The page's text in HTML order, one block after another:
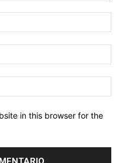
in this browser for the